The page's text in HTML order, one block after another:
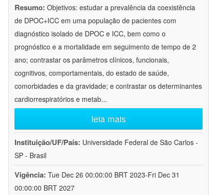
Resumo: Objetivos: estudar a prevalência da coexistência
de DPOC+ICC em uma população de pacientes com
diagnóstico isolado de DPOC e ICC, bem como o
prognóstico e a mortalidade em seguimento de tempo de 2
ano; contrastar os parâmetros clínicos, funcionais,
cognitivos, comportamentais, do estado de saúde,
comorbidades e da gravidade; e contrastar os determinantes
cardiorrespiratórios e metab...
leia mais
Instituição/UF/País: Universidade Federal de São Carlos -
SP - Brasil
Vigência: Tue Dec 26 00:00:00 BRT 2023-Fri Dec 31
00:00:00 BRT 2027